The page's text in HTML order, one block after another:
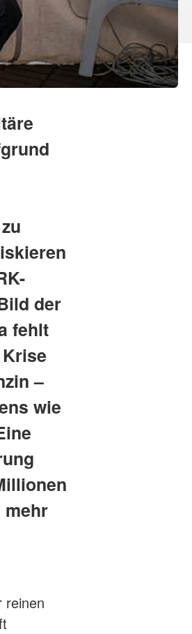
der
fehlt
–
wie
mehr
reinen